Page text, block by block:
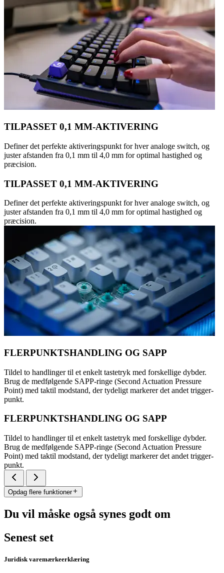
TILPASSET 0,1 MM-AKTIVERING
Definer det perfekte aktiveringspunkt for hver analoge switch, og
juster afstanden fra 0,1 mm til 4,0 mm for optimal hastighed og
præcision.
TILPASSET 0,1 MM-AKTIVERING
Definer det perfekte aktiveringspunkt for hver analoge switch, og
juster afstanden fra 0,1 mm til 4,0 mm for optimal hastighed og
præcision.
FLERPUNKTSHANDLING OG SAPP
Tildel to handlinger til et enkelt tastetryk med forskellige dybder.
Brug de medfølgende SAPP-ringe (Second Actuation Pressure
Point) med taktil modstand, der tydeligt markerer det andet trigger-
punkt.
FLERPUNKTSHANDLING OG SAPP
Tildel to handlinger til et enkelt tastetryk med forskellige dybder.
Brug de medfølgende SAPP-ringe (Second Actuation Pressure
Point) med taktil modstand, der tydeligt markerer det andet trigger-
punkt.
Opdag flere funktioner
Du vil måske også synes godt om
Senest set
Juridisk varemærkeerklæring